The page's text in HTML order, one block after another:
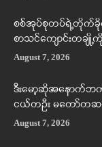
စစ်အုပ်စုတပ်ရဲ့တိုက်ခိုက်
စာသင်ကျောင်းတခ
August 7, 2026
ဒီးမော့ဆိုအနောက်ဘက်
ငယ်တဦး မတော်တဆ
August 7, 2026